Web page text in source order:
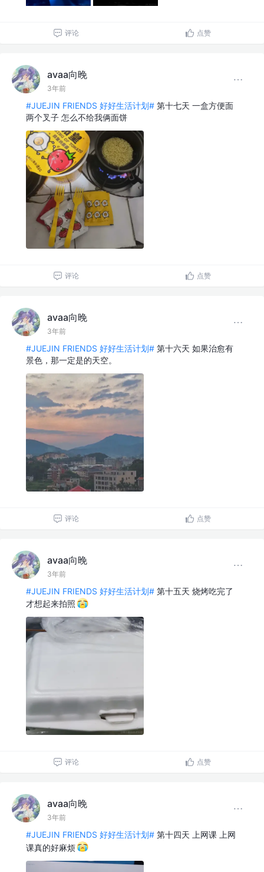
评论 点赞
avaa向晚
3年前
#JUEJIN FRIENDS 好好生活计划# 第十七天 一盒方便面
两个叉子 怎么不给我俩面饼
评论 点赞
avaa向晚
3年前
#JUEJIN FRIENDS 好好生活计划# 第十六天 如果治愈有
景色，那一定是的天空。
评论 点赞
avaa向晚
3年前
#JUEJIN FRIENDS 好好生活计划# 第十五天 烧烤吃完了
才想起来拍照
评论 点赞
avaa向晚
3年前
#JUEJIN FRIENDS 好好生活计划# 第十四天 上网课 上网
课真的好麻烦